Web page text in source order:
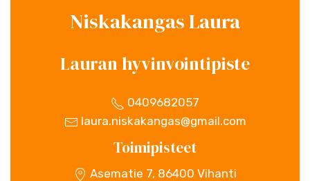
Niskakangas Laura
Lauran hyvinvointipiste
0409682057
laura.niskakangas@gmail.com
Toimipisteet
Asematie 7, 86400 Vihanti